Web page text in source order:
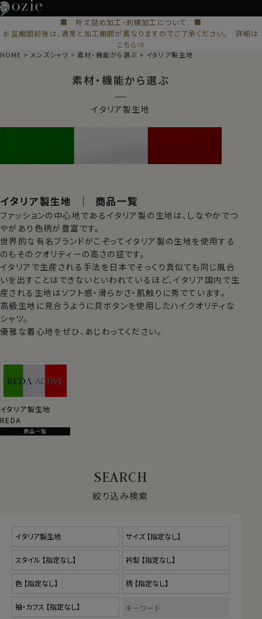
■ 裄丈詰め加工・刺繍加工について ■
お盆期間前後は、通常と加工期間が異なりますのでご了承ください。 詳細は
こちら⇒
HOME メンズシャツ 素材・機能から選ぶ イタリア製生地
素材・機能から選ぶ
イタリア製生地
イタリア製生地 ｜ 商品一覧
ファッションの中心地であるイタリア製の生地は、しなやかでつ
やがあり色柄が豊富です。
世界的な有名ブランドがこぞってイタリア製の生地を使用する
のもそのクオリティーの高さの証です。
イタリアで生産される手法を日本でそっくり真似ても同じ風合
いを出すことはできないといわれているほど、イタリア国内で生
産される生地はソフト感・滑らかさ・肌触りに秀でています。
高級生地に見合うように貝ボタンを使用したハイクオリティな
シャツ。
優雅な着心地をぜひ、あじわってください。
イタリア製生地
REDA
商品一覧
絞り込み検索